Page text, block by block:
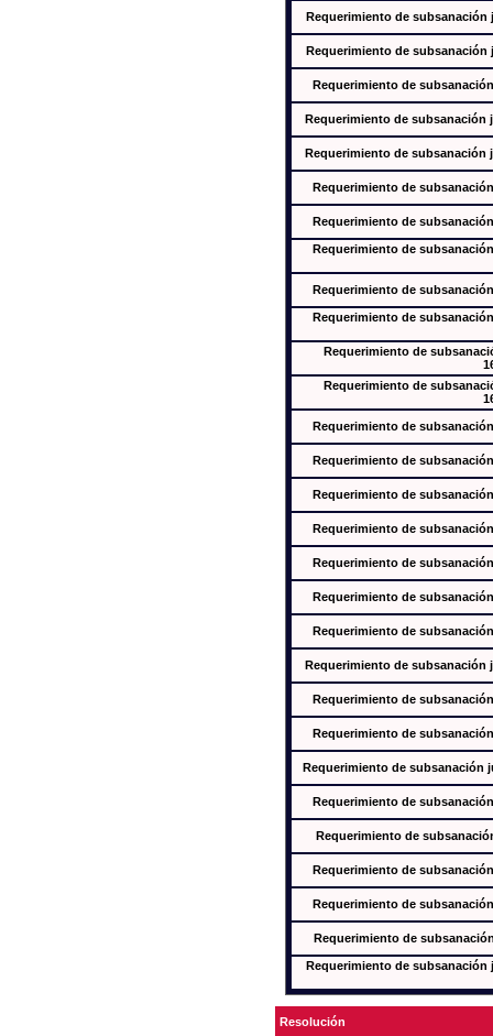
Requerimiento de subsanación
Requerimiento de subsanación
Requerimiento de
Requerimiento de subsanación
Requerimiento de subsanación
Requerimiento de
Requerimiento de
Requerimiento de
Requerimiento de
Requerimiento de
Requerimiento de
Requerimiento de
Requerimiento de
Requerimiento de
Requerimiento de
Requerimiento de
Requerimiento de
Requerimiento de
Requerimiento de
Requerimiento de subsanación
Requerimiento de
Requerimiento de
Requerimiento de subsanación
Requerimiento de
Requerimiento de
Requerimiento de
Requerimiento de
Requerimiento de
Requerimiento de
Resolución